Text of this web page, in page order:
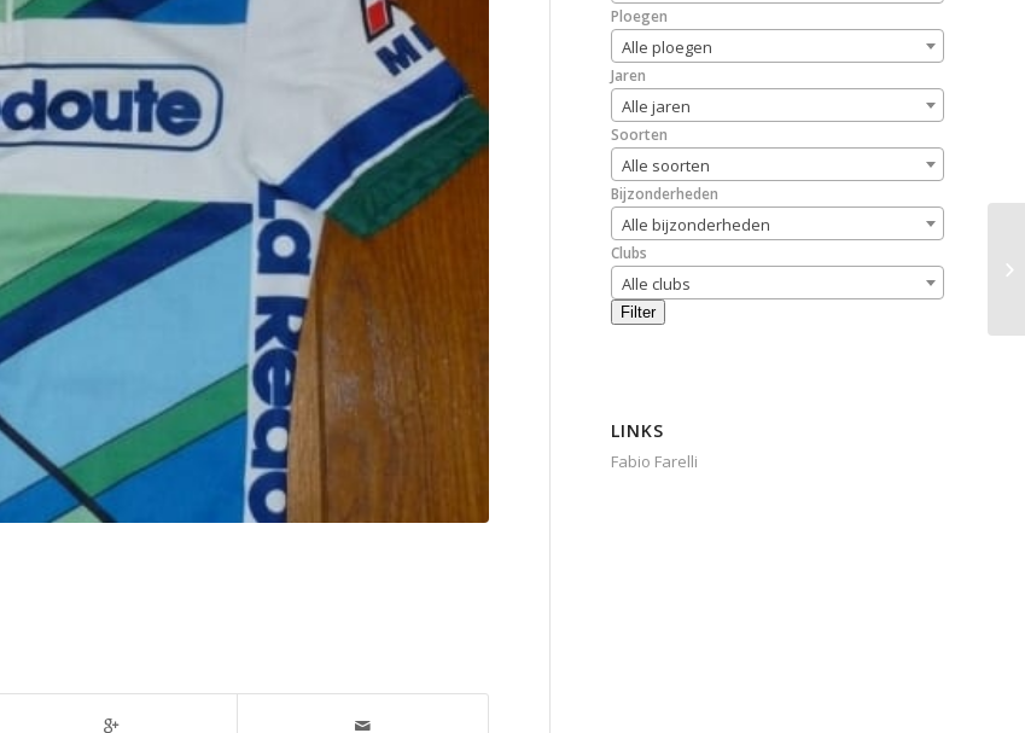
Ploegen
Alle ploegen
Jaren
Alle jaren
Soorten
Alle soorten
Bijzonderheden
Alle bijzonderheden
Clubs
Alle clubs
Filter
LINKS
Fabio Farelli